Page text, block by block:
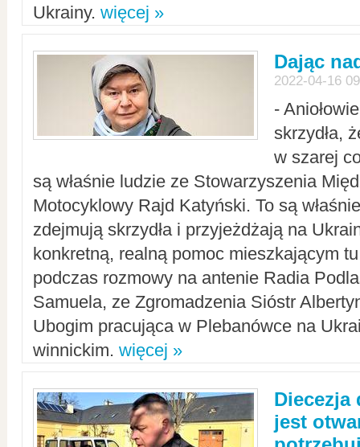
Ukrainy. więcej »
Dając
2022-04-16
-
skrzydła,
w szarej
są właśnie ludzie ze Stowarzyszenia
Motocyklowy Rajd Katyński. To są
zdejmują skrzydła i przyjeżdżają na
konkretną, realną pomoc mieszkającym
podczas rozmowy na antenie Radia
Samuela, ze Zgromadzenia Sióstr
Ubogim pracująca w Plebanówce na
winnickim. więcej »
Diecezja
jest